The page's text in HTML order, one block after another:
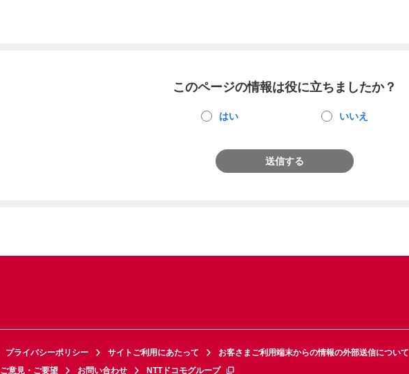
このページの情報は役に立ちましたか？
はい いいえ
送信する
プライバシーポリシー サイトご利用にあたって お客さまご利用端末からの情報の外部送信について
ご意見・ご要望 お問い合わせ NTTドコモグループ